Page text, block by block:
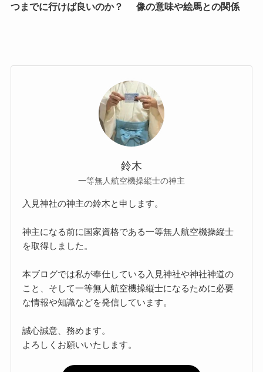
つまでに行けば良いのか？
像の意味や絵馬との関係
鈴木
一等無人航空機操縦士の神主
入見神社の神主の鈴木と申します。
神主になる前に国家資格である一等無人航空機操縦士
を取得しました。
本ブログでは私が奉仕している入見神社や神社神道の
こと、そして一等無人航空機操縦士になるために必要
な情報や知識などを発信しています。
誠心誠意、務めます。
よろしくお願いいたします。